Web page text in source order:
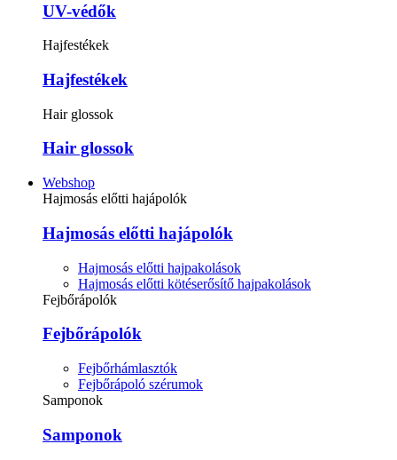
UV-védők
Hajfestékek
Hajfestékek
Hair glossok
Hair glossok
Webshop
Hajmosás előtti hajápolók
Hajmosás előtti hajápolók
Hajmosás előtti hajpakolások
Hajmosás előtti kötéserősítő hajpakolások
Fejbőrápolók
Fejbőrápolók
Fejbőrhámlasztók
Fejbőrápoló szérumok
Samponok
Samponok